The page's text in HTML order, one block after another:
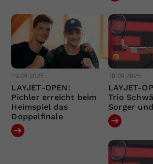
19.09.2025
LAYJET-OPEN:
Pichler erreicht beim
Heimspiel das
Doppelfinale
18.09.2025
LAYJET-
Trio
Sorger